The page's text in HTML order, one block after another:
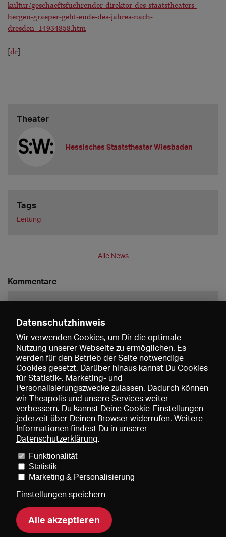
kultur/geschaeftsfuehrender-direktor-des-staatstheaters-
hergen-graeper-geht-ende-des-jahres-nach-
dresden_14934858.htm
[dr]
Theater
Hessisches Staatstheater Wiesbaden
Tags
Leitung
Alle News
Kommentare
Speichern
Preise und Mitgliedschaften
Mediadaten
Über uns Impressum
DE
Datenschutzhinweis
Wir verwenden Cookies, um Dir die optimale
Nutzung unserer Webseite zu ermöglichen. Es
werden für den Betrieb der Seite notwendige
Cookies gesetzt. Darüber hinaus kannst Du Cookies
für Statistik-, Marketing- und
Personalisierungszwecke zulassen. Dadurch können
wir Theapolis und unsere Services weiter
verbessern. Du kannst Deine Cookie-Einstellungen
jederzeit über Deinen Browser widerrufen. Weitere
Informationen findest Du in unserer
Datenschutzerklärung.
Funktionalität
Statistik
Marketing & Personalisierung
Einstellungen speichern
Alle akzeptieren